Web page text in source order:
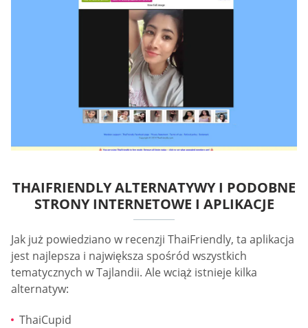
THAIFRIENDLY ALTERNATYWY I PODOBNE
STRONY INTERNETOWE I APLIKACJE
Jak już powiedziano w recenzji ThaiFriendly, ta aplikacja
jest najlepsza i największa spośród wszystkich
tematycznych w Tajlandii. Ale wciąż istnieje kilka
alternatyw:
ThaiCupid